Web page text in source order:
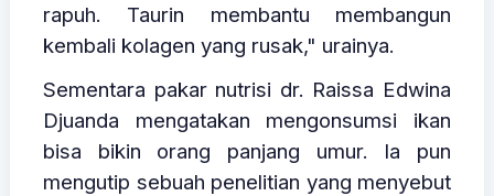
rapuh. Taurin membantu membangun
kembali kolagen yang rusak," urainya.
Sementara pakar nutrisi dr. Raissa Edwina
Djuanda mengatakan mengonsumsi ikan
bisa bikin orang panjang umur. Ia pun
mengutip sebuah penelitian yang menyebut